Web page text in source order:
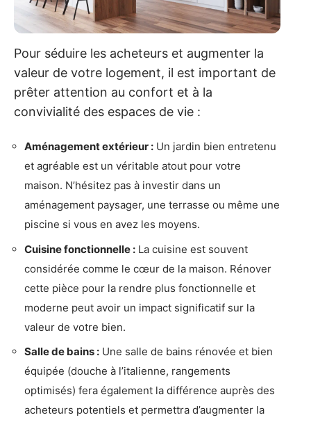
Pour séduire les acheteurs et augmenter la
valeur de votre logement, il est important de
prêter attention au confort et à la
convivialité des espaces de vie :
Aménagement extérieur : Un jardin bien entretenu
et agréable est un véritable atout pour votre
maison. N’hésitez pas à investir dans un
aménagement paysager, une terrasse ou même une
piscine si vous en avez les moyens.
Cuisine fonctionnelle : La cuisine est souvent
considérée comme le cœur de la maison. Rénover
cette pièce pour la rendre plus fonctionnelle et
moderne peut avoir un impact significatif sur la
valeur de votre bien.
Salle de bains : Une salle de bains rénovée et bien
équipée (douche à l’italienne, rangements
optimisés) fera également la différence auprès des
acheteurs potentiels et permettra d’augmenter la